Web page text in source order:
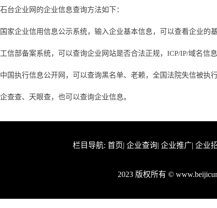
石台企业网的企业信息查询方法如下：
国家企业信用信息公示系统，输入企业基本信息，可以查看企业的
工信部备案系统，可以查询企业网站是否合法正规，ICP/IP/域名信
中国执行信息公开网，可以查询黑名单、老赖，全国法院失信被执
企查查、天眼查，也可以查询企业信息。
栏目导航: 首页| 企业查询| 企业推广| 企业
2023 版权所有 ©